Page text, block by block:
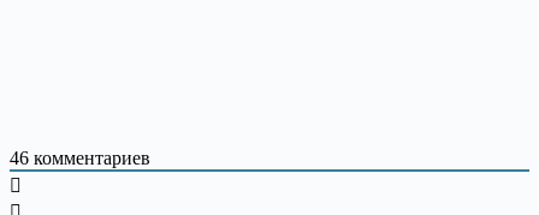
46 комментариев